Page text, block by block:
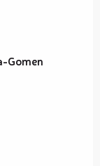
Gomen